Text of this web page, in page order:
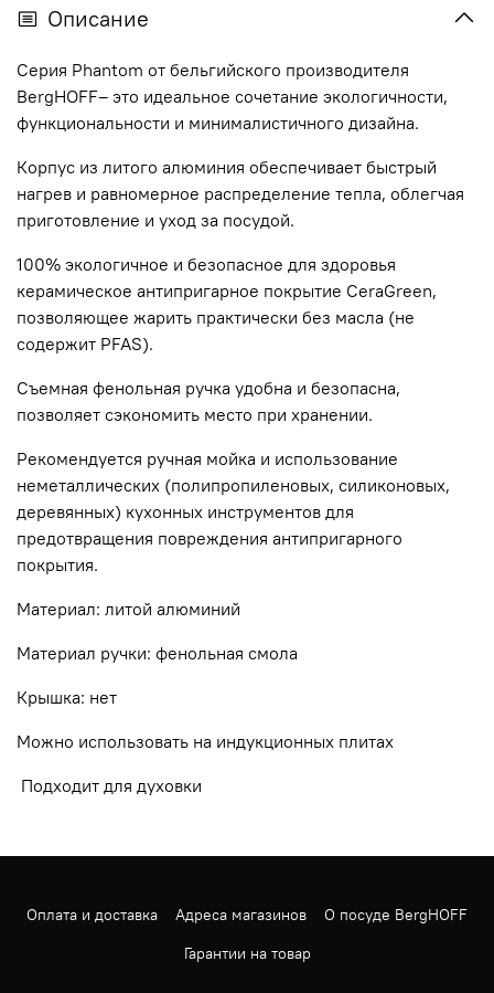
Описание
Серия Phantom от бельгийского производителя
BergHOFF– это идеальное сочетание экологичности,
функциональности и минималистичного дизайна.
Корпус из литого алюминия обеспечивает быстрый
нагрев и равномерное распределение тепла, облегчая
приготовление и уход за посудой.
100% экологичное и безопасное для здоровья
керамическое антипригарное покрытие CeraGreen,
позволяющее жарить практически без масла (не
содержит PFAS).
Съемная фенольная ручка удобна и безопасна,
позволяет сэкономить место при хранении.
Рекомендуется ручная мойка и использование
неметаллических (полипропиленовых, силиконовых,
деревянных) кухонных инструментов для
предотвращения повреждения антипригарного
покрытия.
Материал: литой алюминий
Материал ручки: фенольная смола
Крышка: нет
Можно использовать на индукционных плитах
Подходит для духовки
Оплата и доставка Адреса магазинов
О посуде BergHOFF
Гарантии на товар